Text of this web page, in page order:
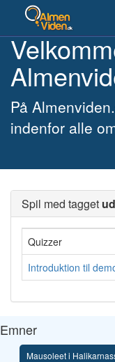
På
indenfor alle
Spil med tagget
Quizzer
Introduktion til
Emner
Mausoleet i